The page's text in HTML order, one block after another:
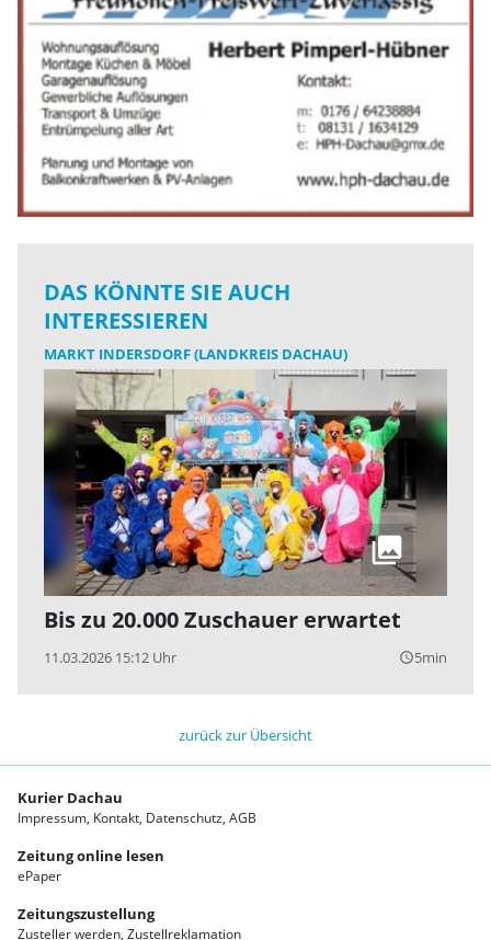
DAS KÖNNTE SIE AUCH
INTERESSIEREN
MARKT INDERSDORF (LANDKREIS DACHAU)
Bis zu 20.000 Zuschauer erwartet
11.03.2026 15:12 Uhr query_builder5min
zurück zur Übersicht
Kurier Dachau
Impressum Kontakt Datenschutz AGB
Zeitung online lesen
ePaper
Zeitungszustellung
Zusteller werden Zustellreklamation